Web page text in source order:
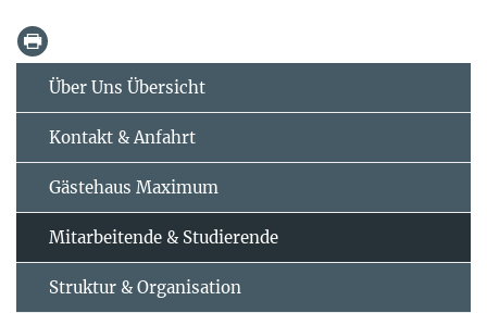
Über Uns Übersicht
Kontakt & Anfahrt
Gästehaus Maximum
Mitarbeitende & Studierende
Struktur & Organisation